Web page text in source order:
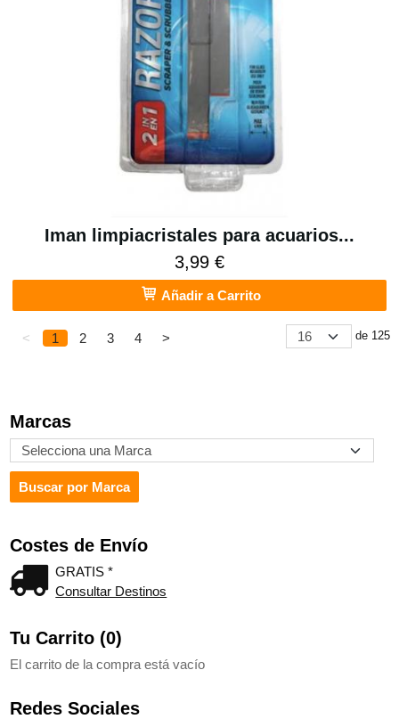
Marcas
Costes de Envío
GRATIS *
Consultar Destinos
Tu Carrito (0)
El carrito de la compra está vacío
Redes Sociales
Iman limpiacristales para acuarios...
3,99 €
Añadir a Carrito
< 1 2 3 4 > de 125